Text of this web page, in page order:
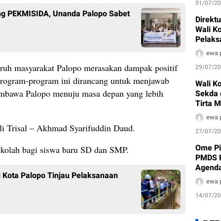
PEKMISIDA, Unanda Palopo Sabet
masyarakat Palopo merasakan dampak positif
program ini dirancang untuk menjawab
Palopo menuju masa depan yang lebih
Trisal – Akhmad Syarifuddin Daud.
bagi siswa baru SD dan SMP.
Palopo Tinjau Pelaksanaan
31/07/
Wali
Airewa
29/07/
Wali
Sekda
Tirta
ewa
27/07/
Ome
PMDS
ewa
14/07/